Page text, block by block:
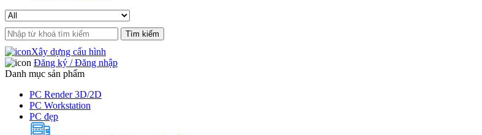
Search
for:
Xây dựng cấu hình
Đăng ký / Đăng nhập
Danh mục sản phẩm
PC Render 3D/2D
PC Workstation
PC đẹp